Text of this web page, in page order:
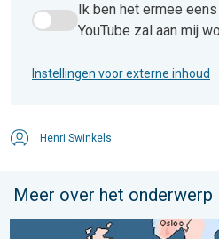
Ik ben het ermee eens dat de
Ik ben het ermee
YouTube zal aan mij
Instellingen voor externe inhoud
Henri Swinkels
Meer over het onderwerp
Grote weersverschillen in juli.